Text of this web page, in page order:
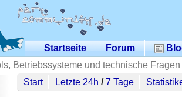
Startseite Forum
Betriebssysteme und technische Fragen
Start Letzte 24h /7 Tage